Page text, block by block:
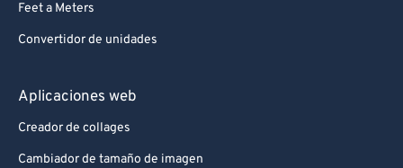
Feet a Meters
Convertidor de unidades
Aplicaciones web
Creador de collages
Cambiador de tamaño de imagen